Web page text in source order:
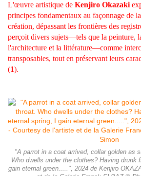
L'œuvre artistique de Kenjiro Okazaki
principes fondamentaux au façonnage de
création, dépassant les frontières des
perçoit divers sujets—tels que la peinture,
l'architecture et la littérature—comme
transposables, tout en préservant leurs
(1).
"A parrot in a coat arrived, collar golden as
Who dwells under the clothes? Having drunk
gain eternal green.....", 2024 de Kenjiro